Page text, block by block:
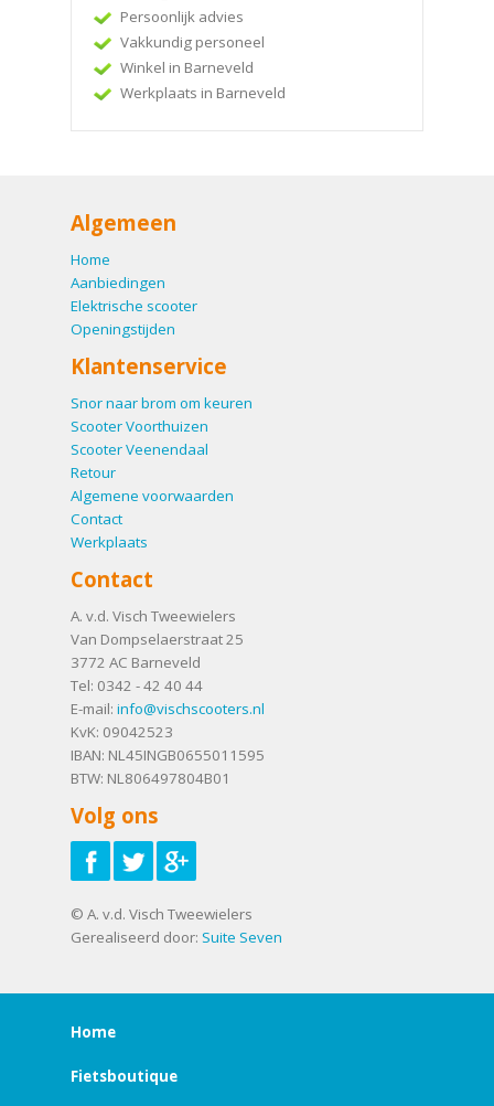
Persoonlijk advies
Vakkundig personeel
Winkel in Barneveld
Werkplaats in Barneveld
Algemeen
Home
Aanbiedingen
Elektrische scooter
Openingstijden
Klantenservice
Snor naar brom om keuren
Scooter Voorthuizen
Scooter Veenendaal
Retour
Algemene voorwaarden
Contact
Werkplaats
Contact
A. v.d. Visch Tweewielers
Van Dompselaerstraat 25
3772 AC Barneveld
Tel: 0342 - 42 40 44
E-mail: info@vischscooters.nl
KvK: 09042523
IBAN: NL45INGB0655011595
BTW: NL806497804B01
Volg ons
© A. v.d. Visch Tweewielers
Gerealiseerd door: Suite Seven
Home
Fietsboutique